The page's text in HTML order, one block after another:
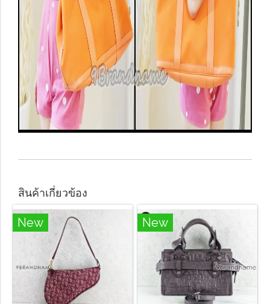
สินค้าเกี่ยวข้อง
New New